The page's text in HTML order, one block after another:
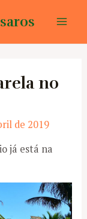
no
de 2019
já está na